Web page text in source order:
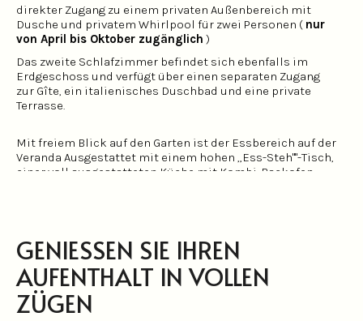
direkter Zugang zu einem privaten Außenbereich mit
Dusche und privatem Whirlpool für zwei Personen ( nur
von April bis Oktober zugänglich )
Das zweite Schlafzimmer befindet sich ebenfalls im
Erdgeschoss und verfügt über einen separaten Zugang
zur Gîte, ein italienisches Duschbad und eine private
Terrasse.
Mit freiem Blick auf den Garten ist der Essbereich auf der
Veranda Ausgestattet mit einem hohen „Ess-Steh""-Tisch,
einer voll ausgestatteten Küche mit Kombi-Backofen,
mit Gartenmöbeln und Liegestühlen.
Ein separater Waschraum ist mit Waschmaschine,
Bügelbrett, Staubsauger und Ankleidezimmer
ausgestattet.
GENIESSEN SIE IHREN A
UFENTHALT IN VOLLEN Z
ÜGEN